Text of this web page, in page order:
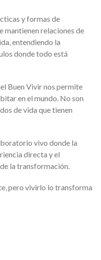
y formas de
mantienen relaciones de
entendiendo la
donde todo está
Buen Vivir nos permite
en el mundo. No son
de vida que tienen
vivo donde la
directa y el
la transformación.
pero vivirlo lo transforma